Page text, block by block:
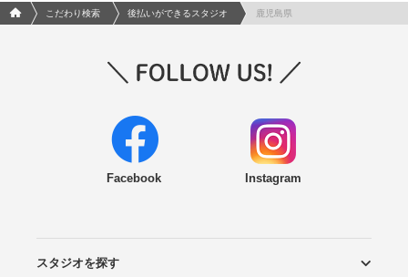
フォトウエディング/結婚写真のPhotorait ホーム
こだわり検索 後払いができるスタジオ 鹿児島県
Facebook Instagram
スタジオを探す